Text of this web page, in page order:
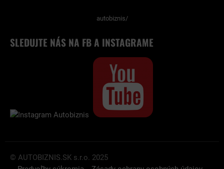
autobiznis/
SLEDUJTE NÁS NA FB A INSTAGRAME
© AUTOBIZNIS.SK s.r.o. 2025